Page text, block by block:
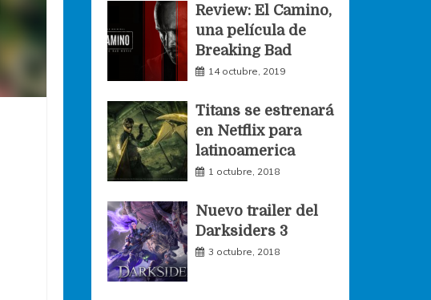
e
b
o
o
t
a
g
r
m
t
t
r
Review: El Camino,
una película de
Breaking Bad
14 octubre, 2019
Titans se estrenará
en Netflix para
latinoamerica
1 octubre, 2018
Nuevo trailer del
Darksiders 3
3 octubre, 2018